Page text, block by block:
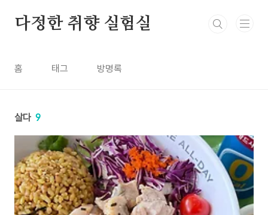
다정한 취향 실험실
홈 태그 방명록
살다 9